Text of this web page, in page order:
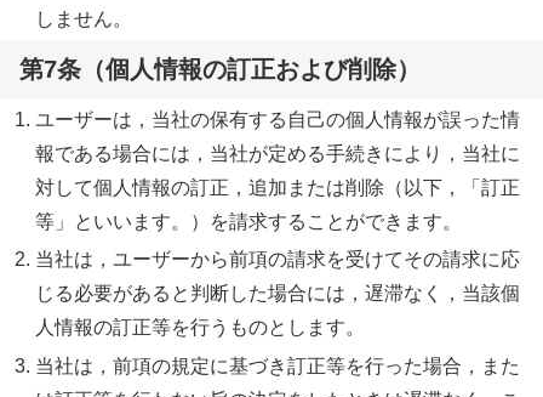
しません。
第7条（個人情報の訂正および削除）
ユーザーは，当社の保有する自己の個人情報が誤った情
報である場合には，当社が定める手続きにより，当社に
対して個人情報の訂正，追加または削除（以下，「訂正
等」といいます。）を請求することができます。
当社は，ユーザーから前項の請求を受けてその請求に応
じる必要があると判断した場合には，遅滞なく，当該個
人情報の訂正等を行うものとします。
当社は，前項の規定に基づき訂正等を行った場合，また